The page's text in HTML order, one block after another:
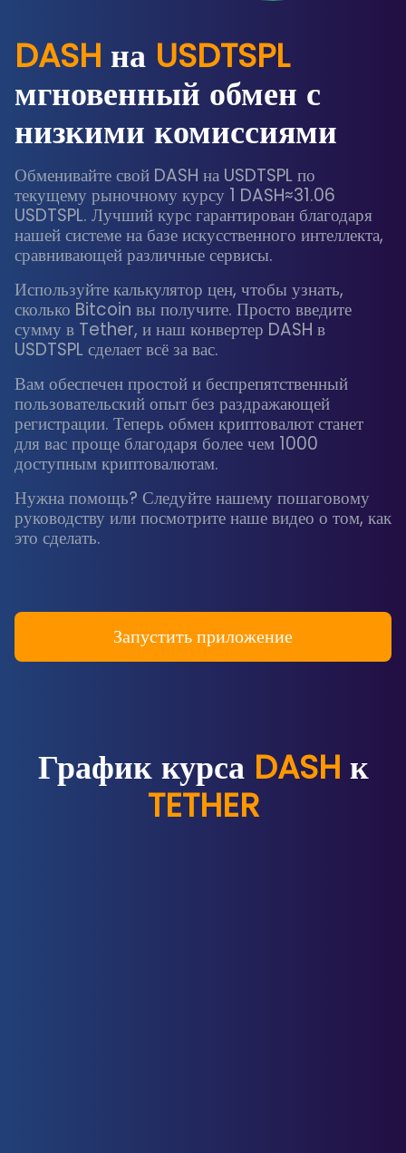
DASH на USDTSPL
мгновенный обмен с
низкими комиссиями
Обменивайте свой DASH на USDTSPL по
текущему рыночному курсу 1 DASH≈31.06
USDTSPL. Лучший курс гарантирован благодаря
нашей системе на базе искусственного интеллекта,
сравнивающей различные сервисы.
Используйте калькулятор цен, чтобы узнать,
сколько Bitcoin вы получите. Просто введите
сумму в Tether, и наш конвертер DASH в
USDTSPL сделает всё за вас.
Вам обеспечен простой и беспрепятственный
пользовательский опыт без раздражающей
регистрации. Теперь обмен криптовалют станет
для вас проще благодаря более чем 1000
доступным криптовалютам.
Нужна помощь? Следуйте нашему пошаговому
руководству или посмотрите наше видео о том, как
это сделать.
Запустить приложение
График курса DASH к
TETHER